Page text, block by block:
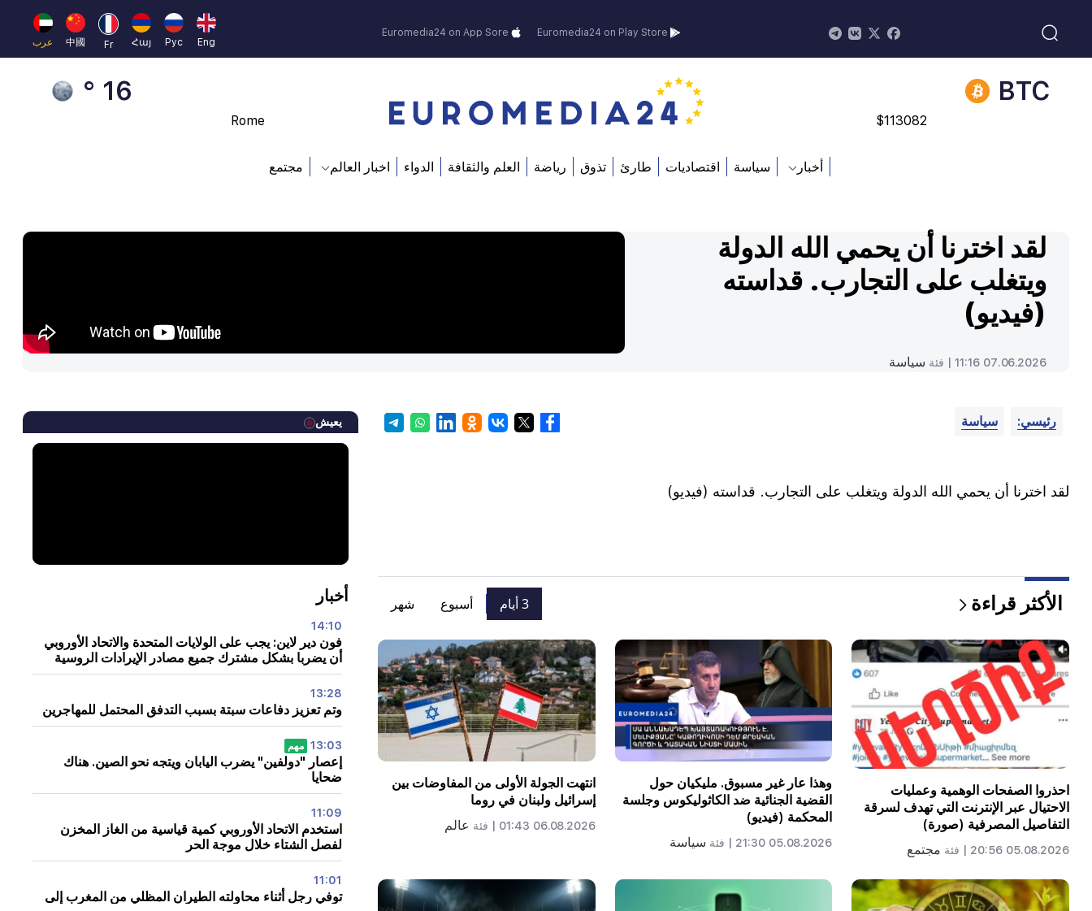
Euromedia24 on Play Store
Euromedia24 on App Sore
Eng
Рус
Հայ
Fr
中國 عرب BNB
$870.47
BTC
$113082
23 °
Brussels
16 °
Rome
أخبار سياسة اقتصاديات طارئ تذوق رياضة العلم والثقافة الدواء اخبار العالم مجتمع
لقد اخترنا أن يحمي الله الدولة
ويتغلب على التجارب. قداسته
(فيديو)
07.06.2026 11:16 | فئة سياسة
رئيسي: سياسة
لقد اخترنا أن يحمي الله الدولة ويتغلب على التجارب. قداسته (فيديو)
الأكثر قراءة 3 أيام أسبوع شهر
احذروا الصفحات الوهمية وعمليات
الاحتيال عبر الإنترنت التي تهدف لسرقة
التفاصيل المصرفية (صورة)
05.08.2026 20:56 | فئة مجتمع
وهذا عار غير مسبوق. مليكيان حول
القضية الجنائية ضد الكاثوليكوس وجلسة
المحكمة (فيديو)
05.08.2026 21:30 | فئة سياسة
انتهت الجولة الأولى من المفاوضات بين
إسرائيل ولبنان في روما
06.08.2026 01:43 | فئة عالم
يعيش
أخبار
14:10
فون دير لاين: يجب على الولايات المتحدة والاتحاد الأوروبي
أن يضربا بشكل مشترك جميع مصادر الإيرادات الروسية
13:28
وتم تعزيز دفاعات سبتة بسبب التدفق المحتمل للمهاجرين
13:03 مهم
إعصار "دولفين" يضرب اليابان ويتجه نحو الصين. هناك
ضحايا
11:09
استخدم الاتحاد الأوروبي كمية قياسية من الغاز المخزن
لفصل الشتاء خلال موجة الحر
11:01
توفي رجل أثناء محاولته الطيران المظلي من المغرب إلى